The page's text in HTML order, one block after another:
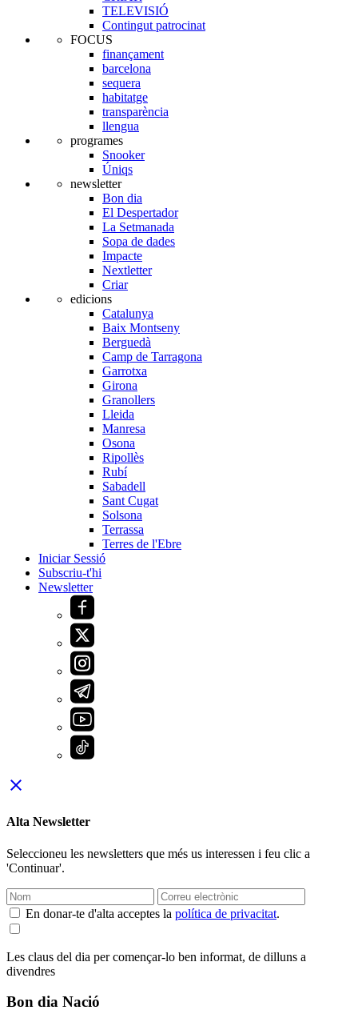
TELEVISIÓ
Contingut patrocinat
FOCUS
finançament
barcelona
sequera
habitatge
transparència
llengua
programes
Snooker
Úniqs
newsletter
Bon dia
El Despertador
La Setmanada
Sopa de dades
Impacte
Nextletter
Criar
edicions
Catalunya
Baix Montseny
Berguedà
Camp de Tarragona
Garrotxa
Girona
Granollers
Lleida
Manresa
Osona
Ripollès
Rubí
Sabadell
Sant Cugat
Solsona
Terrassa
Terres de l'Ebre
Iniciar Sessió
Subscriu-t'hi
Newsletter
close
Alta Newsletter
Seleccioneu les newsletters que més us interessen i feu clic a
'Continuar'.
En donar-te d'alta acceptes la política de privacitat.
Les claus del dia per començar-lo ben informat, de dilluns a
divendres
Bon dia Nació